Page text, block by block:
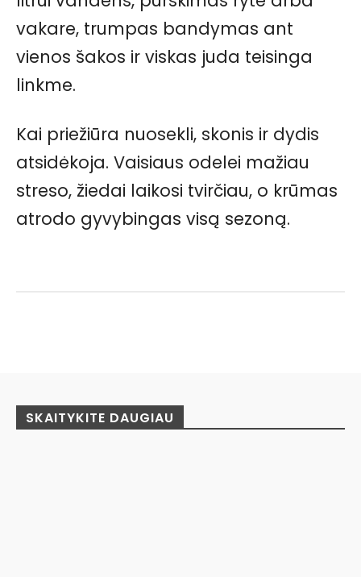
vakare, trumpas bandymas ant
vienos šakos ir viskas juda teisinga
linkme.
Kai priežiūra nuosekli, skonis ir dydis
atsidėkoja. Vaisiaus odelei mažiau
streso, žiedai laikosi tvirčiau, o krūmas
atrodo gyvybingas visą sezoną.
SKAITYKITE DAUGIAU